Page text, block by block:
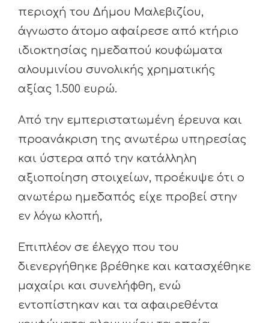
περιοχή του Δήμου Μαλεβιζίου,
άγνωστο άτομο αφαίρεσε από κτήριο
ιδιοκτησίας ημεδαπού κουφώματα
αλουμινίου συνολικής χρηματικής
αξίας 1.500 ευρώ.
Από την εμπεριστατωμένη έρευνα και
προανάκριση της ανωτέρω υπηρεσίας
και ύστερα από την κατάλληλη
αξιοποίηση στοιχείων, προέκυψε ότι ο
ανωτέρω ημεδαπός είχε προβεί στην
εν λόγω κλοπή,
Επιπλέον σε έλεγχο που του
διενεργήθηκε βρέθηκε και κατασχέθηκε
μαχαίρι και συνελήφθη, ενώ
εντοπίστηκαν και τα αφαιρεθέντα